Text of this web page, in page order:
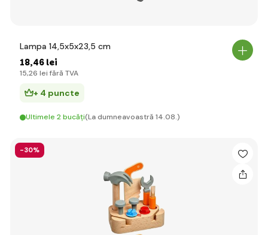
Lampa 14,5x5x23,5 cm
18,46 lei
15,26 lei fără TVA
+ 4 puncte
Ultimele 2 bucăți(La dumneavoastră 14.08.)
-30%